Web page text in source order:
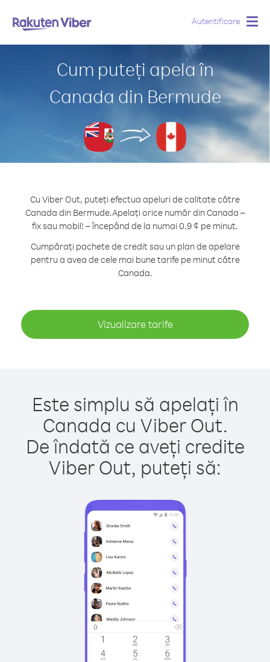
Autentificare
Cum puteți apela în
Canada din Bermude
Cu Viber Out, puteți efectua apeluri de calitate către
Canada din Bermude.Apelați orice număr din Canada –
fix sau mobil! – începând de la numai 0.9 ¢ pe minut.
Cumpărați pachete de credit sau un plan de apelare
pentru a avea de cele mai bune tarife pe minut către
Canada.
Vizualizare tarife
Este simplu să apelați în
Canada cu Viber Out.
De îndată ce aveți credite
Viber Out, puteți să: